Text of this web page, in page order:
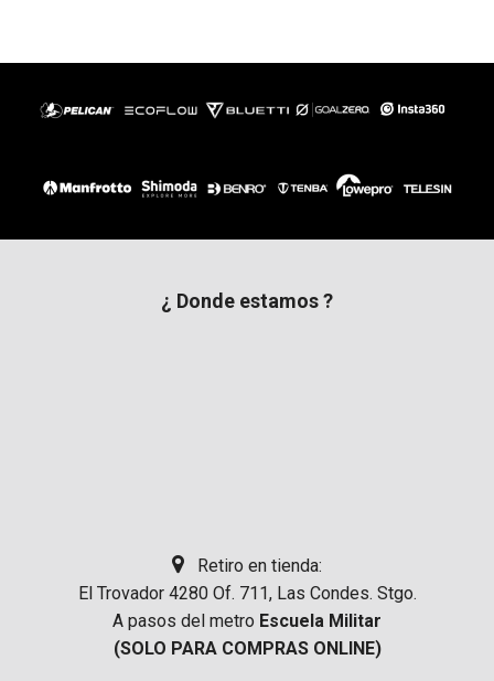
¿ Donde estamos ?
Retiro en tienda:
El Trovador 4280 Of. 711, Las Condes. Stgo.
A pasos del metro Escuela Militar
(SOLO PARA COMPRAS ONLINE)